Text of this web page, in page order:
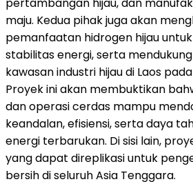
maju. Kedua pihak juga akan
pemanfaatan hidrogen hijau
stabilitas energi, serta
kawasan industri hijau di Laos
Proyek ini akan membuktikan
dan operasi cerdas mampu
keandalan, efisiensi, serta daya
energi terbarukan. Di sisi lain,
yang dapat direplikasi untuk
bersih di seluruh Asia Tenggara.